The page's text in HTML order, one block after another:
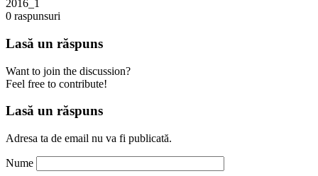
2016_1
0 raspunsuri
Lasă un răspuns
Want to join the discussion?
Feel free to contribute!
Lasă un răspuns
Adresa ta de email nu va fi publicată.
Nume